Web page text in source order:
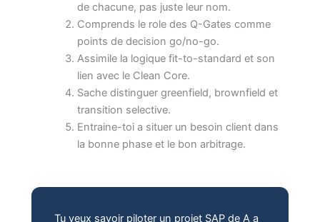
de chacune, pas juste leur nom.
Comprends le role des Q-Gates comme
points de decision go/no-go.
Assimile la logique fit-to-standard et son
lien avec le Clean Core.
Sache distinguer greenfield, brownfield et
transition selective.
Entraine-toi a situer un besoin client dans
la bonne phase et le bon arbitrage.
Tu veux savoir piloter un projet SAP de A a